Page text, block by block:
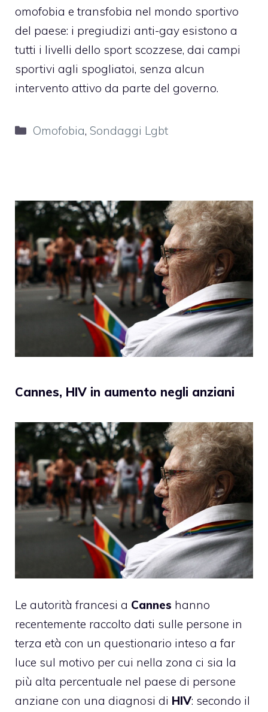
omofobia e transfobia nel mondo sportivo
del paese: i pregiudizi anti-gay esistono a
tutti i livelli dello sport scozzese, dai campi
sportivi agli spogliatoi, senza alcun
intervento attivo da parte del governo.
Categorie
Omofobia,Sondaggi Lgbt
Cannes, HIV in aumento negli anziani
Le autorità francesi a Cannes hanno
recentemente raccolto dati sulle persone in
terza età con un questionario inteso a far
luce sul motivo per cui nella zona ci sia la
più alta percentuale nel paese di persone
anziane con una diagnosi di HIV: secondo il